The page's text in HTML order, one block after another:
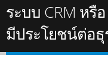
ระบบ CRM หรื
มีประโยชน์ต่อธุ